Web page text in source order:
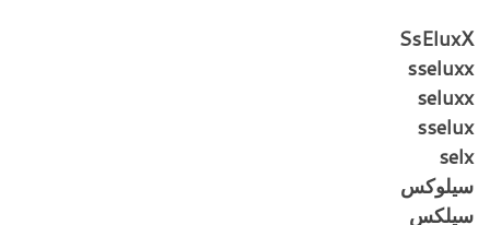
SsEluxX
sseluxx
seluxx
sselux
selx
سيلوكس
سيلكس